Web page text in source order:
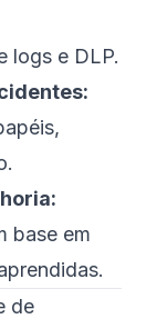
logs e DLP.
base em
de